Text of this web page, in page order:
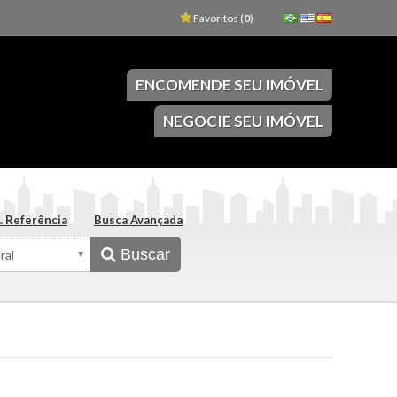
ENCOMENDE SEU IMÓVEL
NEGOCIE SEU IMÓVEL
Favoritos (0)
Buscar
Referência Busca Avançada